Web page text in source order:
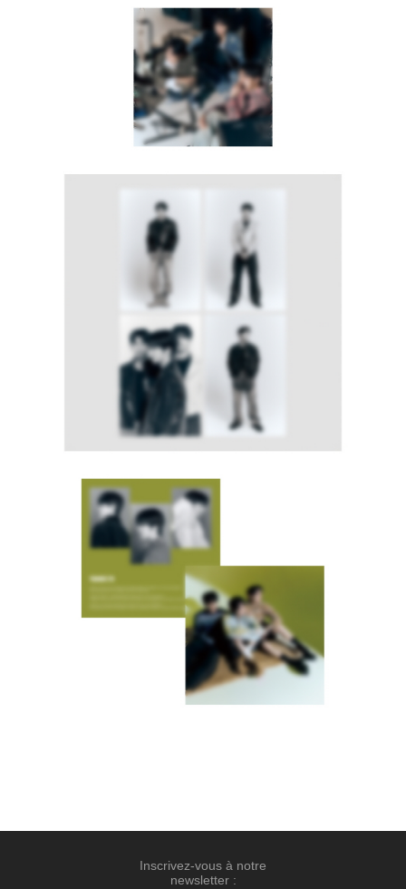
Inscrivez-vous à notre
newsletter :